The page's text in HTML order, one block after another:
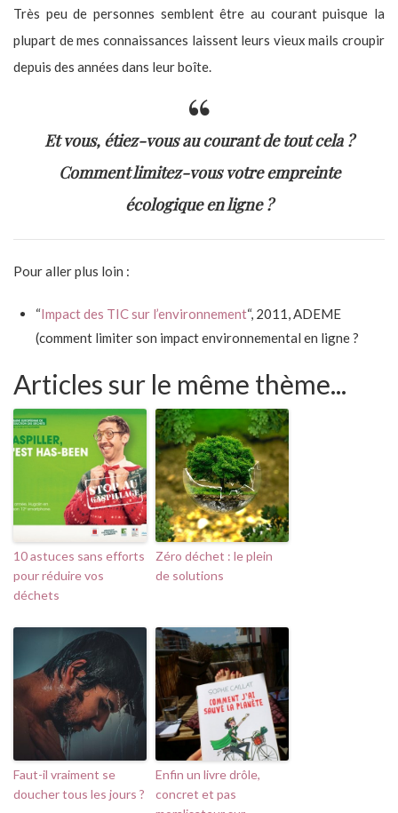
Très peu de personnes semblent être au courant puisque la
plupart de mes connaissances laissent leurs vieux mails croupir
depuis des années dans leur boîte.
Et vous, étiez-vous au courant de tout cela ?
Comment limitez-vous votre empreinte
écologique en ligne ?
Pour aller plus loin :
“Impact des TIC sur l’environnement“, 2011, ADEME
(comment limiter son impact environnemental en ligne ?
Articles sur le même thème...
10 astuces sans efforts
pour réduire vos
déchets
Zéro déchet : le plein
de solutions
Faut-il vraiment se
doucher tous les jours ?
Enfin un livre drôle,
concret et pas